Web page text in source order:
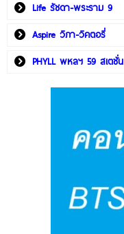
Life รัชดา-พระราม 9
Aspire วิภา-วิคตอรี่
PHYLL พหลฯ 59 สเตชั่น